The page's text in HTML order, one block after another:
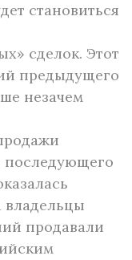
становиться
сделок. Этот
предыдущего
незачем
последующего
владельцы
продавали